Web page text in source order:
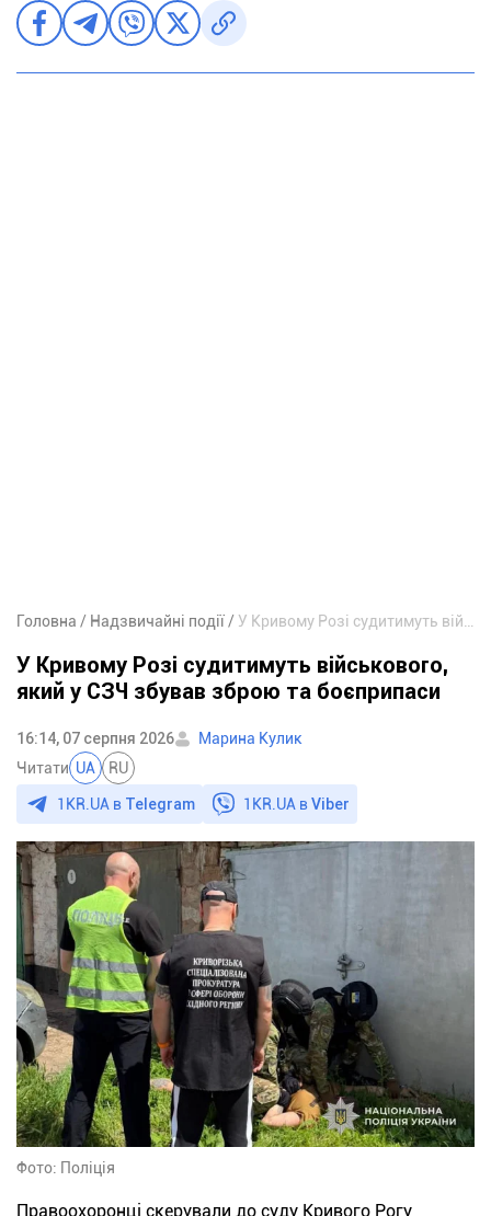
Головна Надзвичайні події
У Кривому Розі судитимуть військового,
який у СЗЧ збував зброю та боєприпаси
16:14, 07 серпня 2026
Марина Кулик
Читати UA RU
1KR.UA в Telegram 1KR.UA вViber
Фото: Поліція
Правоохоронці скерували до суду Кривого Рогу